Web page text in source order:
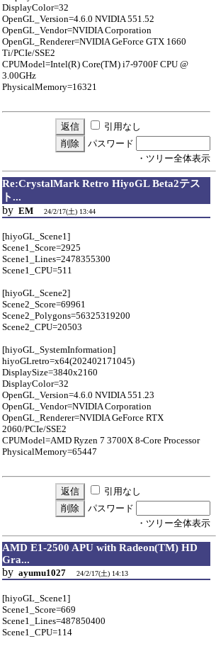
DisplayColor=32
OpenGL_Version=4.6.0 NVIDIA 551.52
OpenGL_Vendor=NVIDIA Corporation
OpenGL_Renderer=NVIDIA GeForce GTX 1660
Ti/PCIe/SSE2
CPUModel=Intel(R) Core(TM) i7-9700F CPU @
3.00GHz
PhysicalMemory=16321
引用なし
パスワード
・ツリー全体表示
Re:CrystalMark Retro HiyoGL Beta2テス
ト...
by EM 24/2/17(土) 13:44
[hiyoGL_Scene1]
Scene1_Score=2925
Scene1_Lines=2478355300
Scene1_CPU=511
[hiyoGL_Scene2]
Scene2_Score=69961
Scene2_Polygons=56325319200
Scene2_CPU=20503
[hiyoGL_SystemInformation]
hiyoGLretro=x64(202402171045)
DisplaySize=3840x2160
DisplayColor=32
OpenGL_Version=4.6.0 NVIDIA 551.23
OpenGL_Vendor=NVIDIA Corporation
OpenGL_Renderer=NVIDIA GeForce RTX
2060/PCIe/SSE2
CPUModel=AMD Ryzen 7 3700X 8-Core Processor
PhysicalMemory=65447
引用なし
パスワード
・ツリー全体表示
AMD E1-2500 APU with Radeon(TM) HD
Gra...
by ayumu1027 24/2/17(土) 14:13
[hiyoGL_Scene1]
Scene1_Score=669
Scene1_Lines=487850400
Scene1_CPU=114